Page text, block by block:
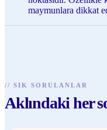
maymunlara dikkat
// SIK SORULANLAR
Aklındaki her